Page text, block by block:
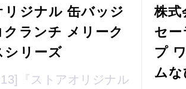
リジナル 缶バッジ
ランチ メリーク
シリーズ
『ストアオリジナル
株式
セ
プ
ム